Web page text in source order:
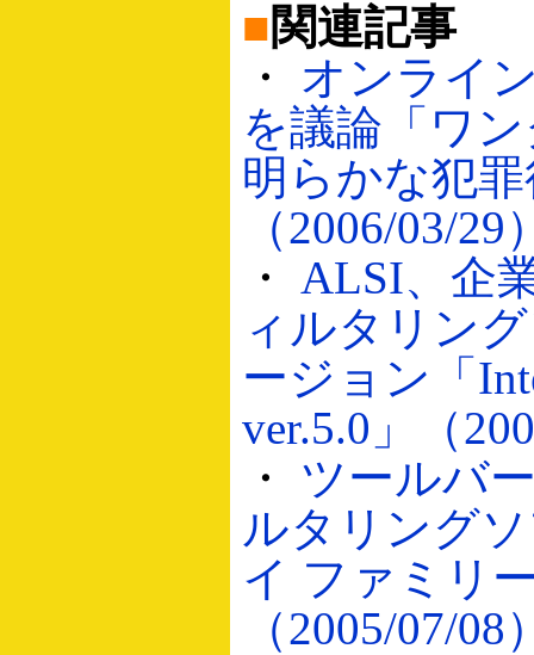
■関連記事
・ オンライ
を議論「ワ
明らかな犯
（2006/03/29
・ ALSI、企
ィルタリン
ージョン「
ver.5.0」（
・ ツールバ
ルタリング
イ ファミリ
（2005/07/08